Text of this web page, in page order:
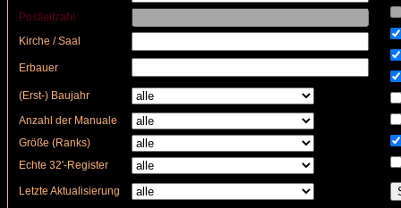
Postleitzahl
Kirche / Saal
Erbauer
(Erst-) Baujahr
Anzahl der Manuale
Größe (Ranks)
Echte 32'-Register
Letzte Aktualisierung